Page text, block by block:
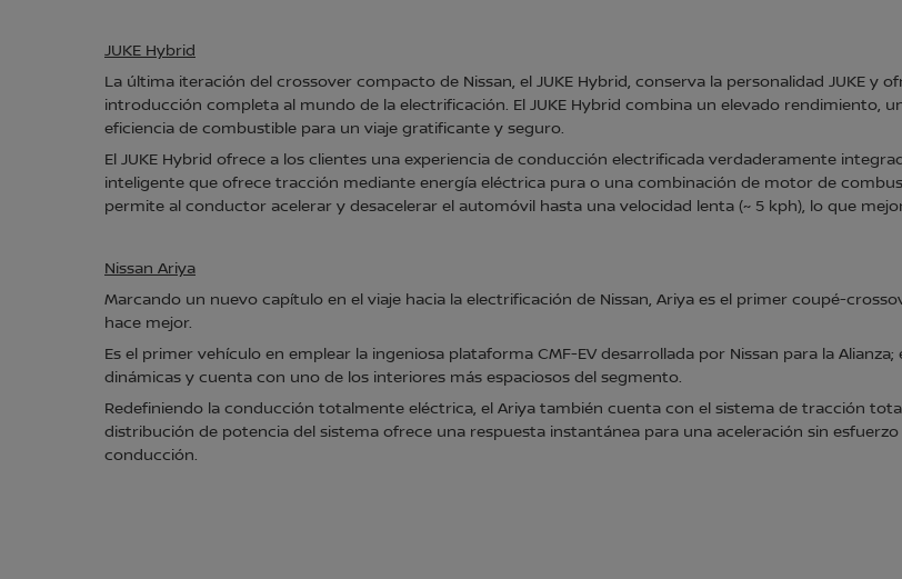
JUKE Hybrid
La última iteración del crossover compacto de Nissan, el JUKE Hybrid, conserva la personalidad JUKE y
introducción completa al mundo de la electrificación. El JUKE Hybrid combina un elevado rendimiento,
eficiencia de combustible para un viaje gratificante y seguro.
El JUKE Hybrid ofrece a los clientes una experiencia de conducción electrificada verdaderamente
inteligente que ofrece tracción mediante energía eléctrica pura o una combinación de motor de
permite al conductor acelerar y desacelerar el automóvil hasta una velocidad lenta (~ 5 kph), lo que
Nissan Ariya
Marcando un nuevo capítulo en el viaje hacia la electrificación de Nissan, Ariya es el primer coupé-
hace mejor.
Es el primer vehículo en emplear la ingeniosa plataforma CMF-EV desarrollada por Nissan para la
dinámicas y cuenta con uno de los interiores más espaciosos del segmento.
Redefiniendo la conducción totalmente eléctrica, el Ariya también cuenta con el sistema de tracción
distribución de potencia del sistema ofrece una respuesta instantánea para una aceleración sin
conducción.